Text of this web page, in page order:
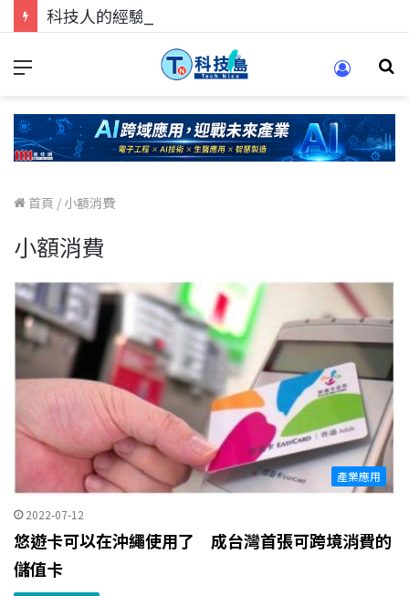
首頁 / 小額消費
小額消費
產業應用
2022-07-12
悠遊卡可以在沖繩使用了 成台灣首張可跨境消費的
儲值卡